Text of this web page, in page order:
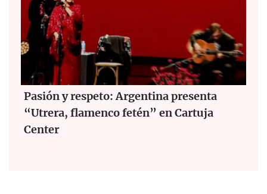
Pasión y respeto: Argentina presenta
“Utrera, flamenco fetén” en Cartuja
Center